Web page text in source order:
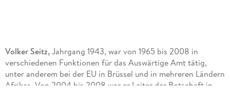
Volker Seitz,Jahrgang 1943, war von 1965 bis 2008 in
verschiedenen Funktionen für das Auswärtige Amt tätig,
unter anderem bei der EU in Brüssel und in mehreren Ländern
Afrikas. Von 2004 bis 2008 war er Leiter der Botschaft in